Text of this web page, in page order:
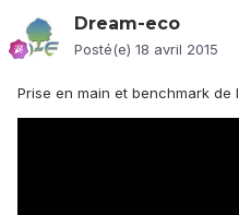
Dream-eco
Posté(e) 18 avril 2015
Prise en main et benchmark de